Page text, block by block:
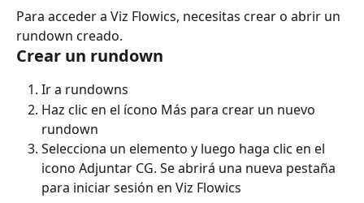
Para acceder a Viz Flowics, necesitas crear o abrir un
rundown creado.
Crear un rundown
Ir a rundowns
Haz clic en el ícono Más para crear un nuevo
rundown
Selecciona un elemento y luego haga clic en el
icono Adjuntar CG. Se abrirá una nueva pestaña
para iniciar sesión en Viz Flowics